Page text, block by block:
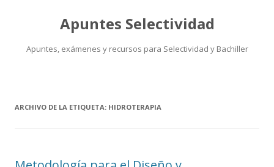
Apuntes Selectividad
Apuntes, exámenes y recursos para Selectividad y Bachiller
ARCHIVO DE LA ETIQUETA: HIDROTERAPIA